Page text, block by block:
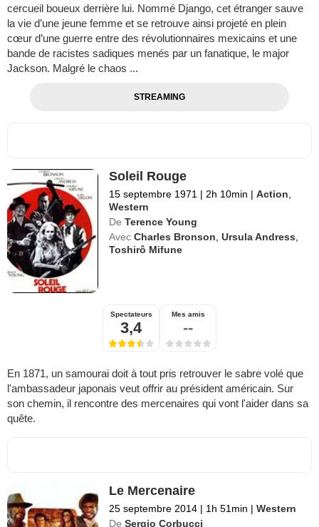
cercueil boueux derrière lui. Nommé Django, cet étranger sauve
la vie d’une jeune femme et se retrouve ainsi projeté en plein
cœur d’une guerre entre des révolutionnaires mexicains et une
bande de racistes sadiques menés par un fanatique, le major
Jackson. Malgré le chaos ...
STREAMING
Soleil Rouge
15 septembre 1971 | 2h 10min | Action
Western
De Terence Young
Avec Charles Bronson ,Ursula Andress
Toshirô Mifune
Spectateurs
3,4
Mes amis
--
En 1871, un samourai doit à tout pris retrouver le sabre volé que
l'ambassadeur japonais veut offrir au président américain. Sur
son chemin, il rencontre des mercenaires qui vont l'aider dans sa
quête.
Le Mercenaire
25 septembre 2014 | 1h 51min | Western
De Sergio Corbucci